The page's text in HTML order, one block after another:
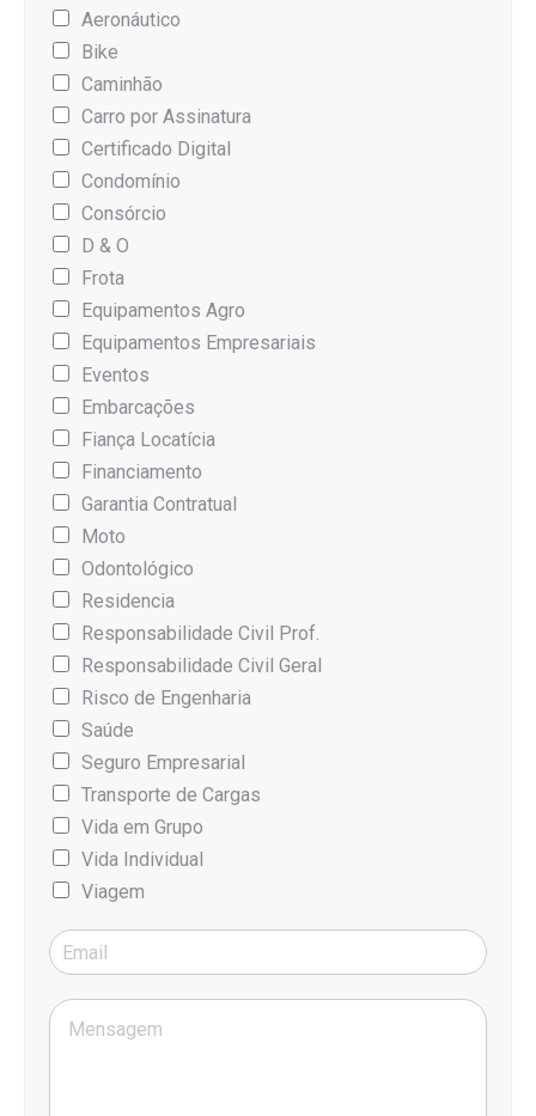
Aeronáutico
Bike
Caminhão
Carro por Assinatura
Certificado Digital
Condomínio
Consórcio
D & O
Frota
Equipamentos Agro
Equipamentos Empresariais
Eventos
Embarcações
Fiança Locatícia
Financiamento
Garantia Contratual
Moto
Odontológico
Residencia
Responsabilidade Civil Prof.
Responsabilidade Civil Geral
Risco de Engenharia
Saúde
Seguro Empresarial
Transporte de Cargas
Vida em Grupo
Vida Individual
Viagem